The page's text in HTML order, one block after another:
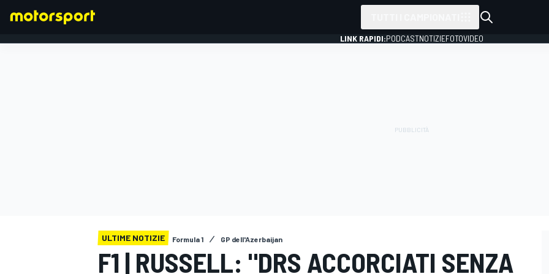
LINK RAPIDI:PODCASTNOTIZIEFOTOVIDEO
ULTIME NOTIZIE Formula 1 GP dell'Azerbaijan
F1 | RUSSELL: "DRS ACCORCIATI SENZA